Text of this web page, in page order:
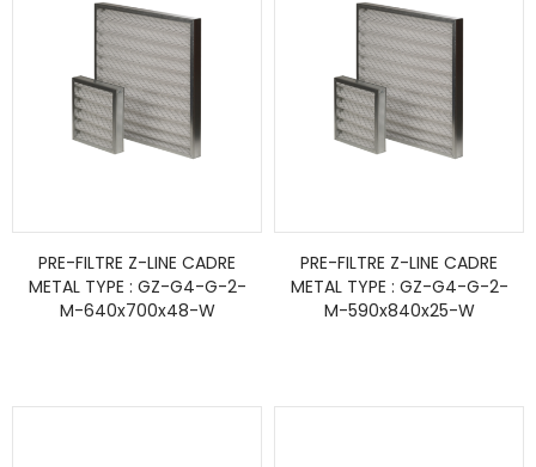
PRE-FILTRE Z-LINE CADRE
METAL TYPE : GZ-G4-G-2-
M-640x700x48-W
PRE-FILTRE Z-LINE CADRE
METAL TYPE : GZ-G4-G-2-
M-590x840x25-W